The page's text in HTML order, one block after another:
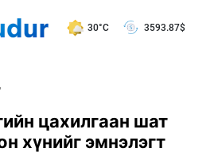
30°C 3593.87$
цахилгаан шат
хүнийг эмнэлэгт